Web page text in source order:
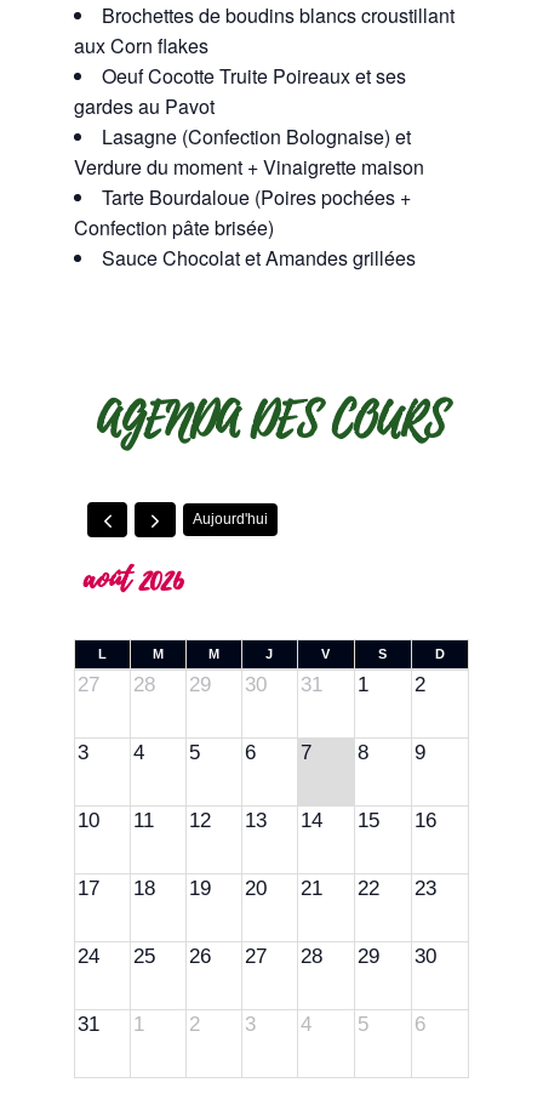
Brochettes de boudins blancs croustillant
aux Corn flakes
Oeuf Cocotte Truite Poireaux et ses
gardes au Pavot
Lasagne (Confection Bolognaise) et
Verdure du moment + Vinaigrette maison
Tarte Bourdaloue (Poires pochées +
Confection pâte brisée)
Sauce Chocolat et Amandes grillées
AGENDA DES COURS
Aujourd'hui
août 2026
L M M J V S D
27 28 29 30 31 1 2
3 4 5 6 7 8 9
10 11 12 13 14 15 16
17 18 19 20 21 22 23
24 25 26 27 28 29 30
31 1 2 3 4 5 6